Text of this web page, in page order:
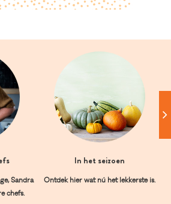
Sandra
chefs.
In het seizoen
Ontdek hier wat nú het lekkerste is.